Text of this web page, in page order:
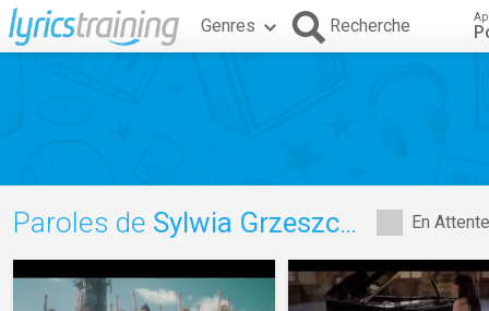
Genres Recherche
En
Paroles de Sylwia Grzeszczak